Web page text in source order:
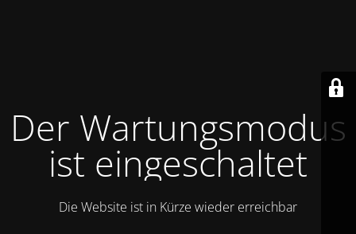
Der Wartungsmodus
ist eingeschaltet
Die Website ist in Kürze wieder erreichbar